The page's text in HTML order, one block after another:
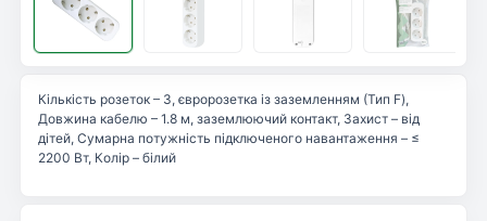
Кількість розеток – 3, євророзетка із заземленням (Тип F),
Довжина кабелю – 1.8 м, заземлюючий контакт, Захист – від
дітей, Сумарна потужність підключеного навантаження – ≤
2200 Вт, Колір – білий